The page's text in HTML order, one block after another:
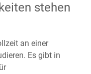
stehen
an einer
Es gibt in